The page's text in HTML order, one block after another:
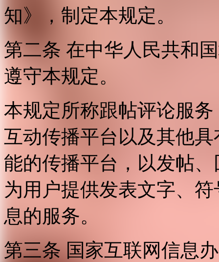
知》，制定本规定。
第二条 在中华人民共和
遵守本规定。
本规定所称跟帖评论服
互动传播平台以及其他
能的传播平台，以发帖
为用户提供发表文字、
息的服务。
第三条 国家互联网信息